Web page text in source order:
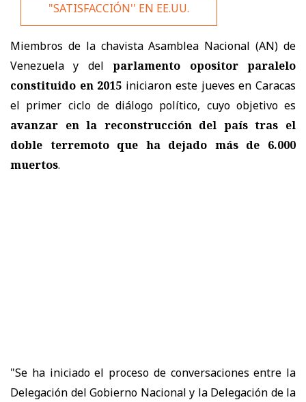
"SATISFACCIÓN'' EN EE.UU.
Miembros de la chavista Asamblea Nacional (AN) de
Venezuela y delparlamento opositor paralelo
constituido en 2015 iniciaron este jueves en Caracas
el primer ciclo de diálogo político, cuyo objetivo es
avanzar en la reconstrucción del país tras el
doble terremoto que ha dejado más de 6.000
muertos.
"Se ha iniciado el proceso de conversaciones entre la
Delegación del Gobierno Nacional y la Delegación de la